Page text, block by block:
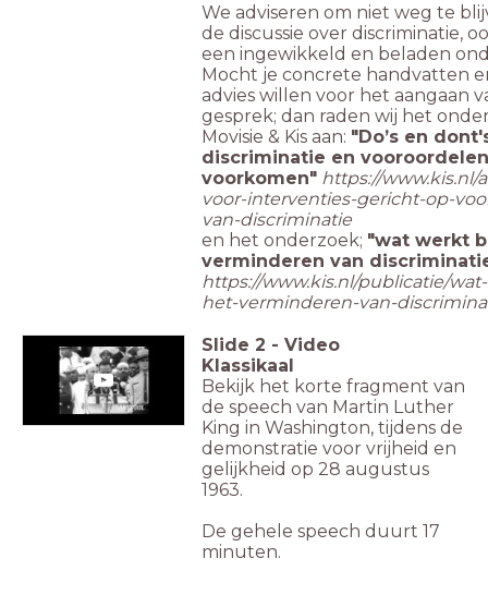
We adviseren om niet weg te
de discussie over discriminatie,
een ingewikkeld en beladen
Mocht je concrete handvatten
advies willen voor het aangaan
gesprek; dan raden wij het
Movisie & Kis aan: "Do’s en
discriminatie en
voorkomen" https://www.kis.nl/
voor-interventies-gericht-op-
van-discriminatie
en het onderzoek; "wat werkt
verminderen van
https://www.kis.nl/publicatie/
het-verminderen-van-
Slide 2 - Video
Klassikaal
Bekijk het korte fragment van
de speech van Martin Luther
King in Washington, tijdens de
demonstratie voor vrijheid en
gelijkheid op 28 augustus
1963.
De gehele speech duurt 17
minuten.